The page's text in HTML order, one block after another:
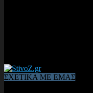
ΣΧΕΤΙΚΑ ΜΕ ΕΜΑΣ